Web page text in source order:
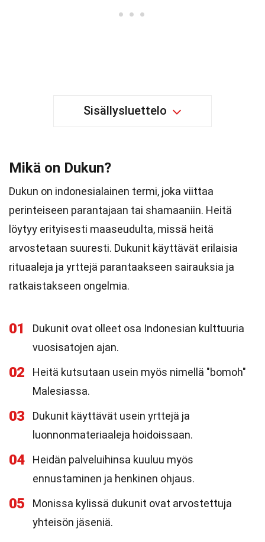
Sisällysluettelo
Mikä on Dukun?
Dukun on indonesialainen termi, joka viittaa
perinteiseen parantajaan tai shamaaniin. Heitä
löytyy erityisesti maaseudulta, missä heitä
arvostetaan suuresti. Dukunit käyttävät erilaisia
rituaaleja ja yrttejä parantaakseen sairauksia ja
ratkaistakseen ongelmia.
01
Dukunit ovat olleet osa Indonesian kulttuuria
vuosisatojen ajan.
02
Heitä kutsutaan usein myös nimellä "bomoh"
Malesiassa.
03
Dukunit käyttävät usein yrttejä ja
luonnonmateriaaleja hoidoissaan.
04
Heidän palveluihinsa kuuluu myös
ennustaminen ja henkinen ohjaus.
05
Monissa kylissä dukunit ovat arvostettuja
yhteisön jäseniä.